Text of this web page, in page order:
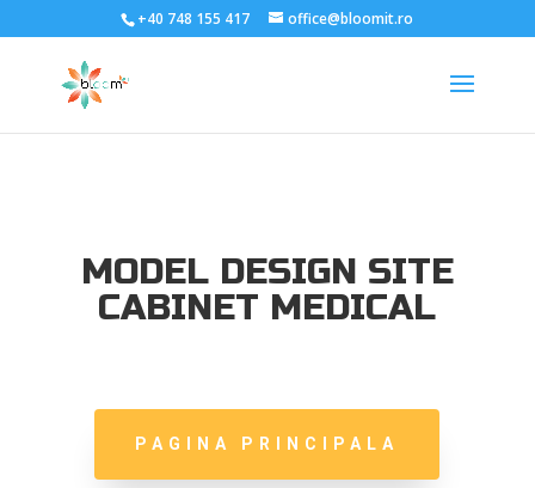
+40 748 155 417 office@bloomit.ro
MODEL DESIGN SITE
CABINET MEDICAL
PAGINA PRINCIPALA